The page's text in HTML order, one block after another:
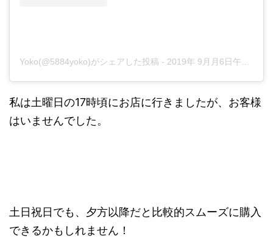
Yoko(@5884yoko)がシェアした投稿 - 2019年 9月月6日午前5時22分PDT
私は土曜日の17時頃にお店に行きましたが、お客様
はいませんでした。
土日祝日でも、夕方以降だと比較的スムーズに購入
できるかもしれません！